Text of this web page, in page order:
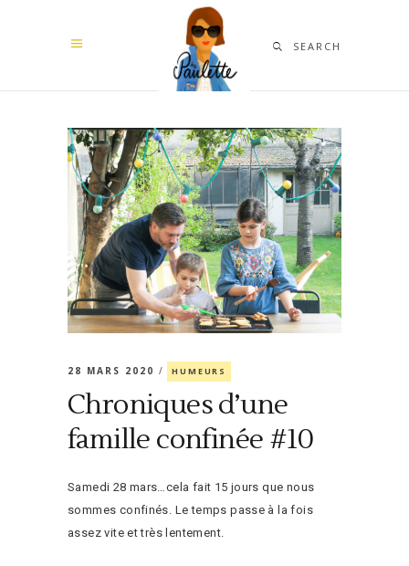
SEARCH
28 MARS 2020 HUMEURS
Chroniques d’une
famille confinée #10
Samedi 28 mars…cela fait 15 jours que nous
sommes confinés. Le temps passe à la fois
assez vite et très lentement.